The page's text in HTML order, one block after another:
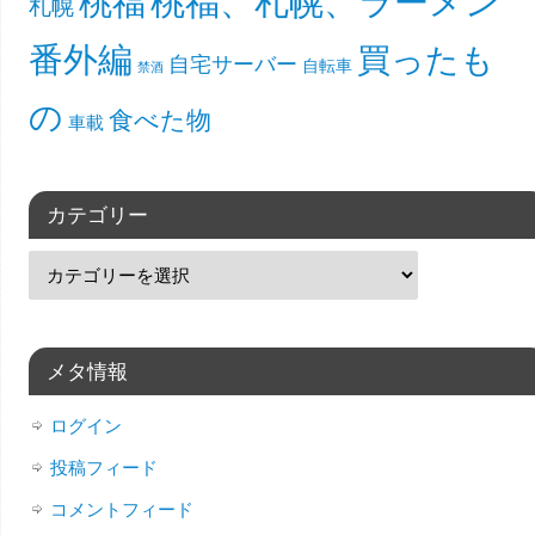
番外編 禁酒 自宅サーバー 自転車 買ったも
の 車載 食べた物
カテゴリー
メタ情報
ログイン
投稿フィード
コメントフィード